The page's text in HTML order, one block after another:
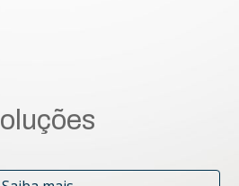
oluções